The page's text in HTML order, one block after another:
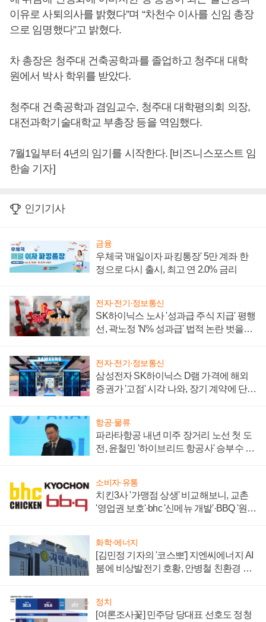
이유로 사퇴의사를 밝혔다”며 “차천수 이사를 신임 총장
으로 임명했다”고 밝혔다.
차 총장은 청주대 건축공학과를 졸업하고 청주대 대학
원에서 박사 학위를 받았다.
청주대 건축공학과 겸임교수, 청주대 대학평의회 의장,
대전과학기술대학교 부총장 등을 역임했다.
7월1일부터 4년의 임기를 시작한다. [비즈니스포스트 임
한솔 기자]
인기기사
금융
우체국 '매일이자 파킹통장' 5만 계좌 한
정으로 다시 출시, 최고 연 2.0% 금리
전자·전기·정보통신
SK하이닉스 노사 '성과급 주식 지급' 평행
선, 곽노정 'N% 성과급' 법적 논란 벗을지
전자·전기·정보통신
삼성전자 SK하이닉스 D램 가격에 해외
증권가 '고점' 시각 나와, 장기 계약에 단점
항공·물류
파라타항공 내년 미주 장거리 노선 첫 도
전, 윤철민 '하이브리드 항공사' 승부수 통
소비자·유통
치킨3사 '가맹점 상생' 비교해보니, 교촌
'영업권 보호'·bhc '신메뉴 개발'·BBQ '원가
화학·에너지
[김민정 기자의 '코스뽀'] 지엔씨에너지 AI
붐에 비상발전기 호황, 안병철 친환경 에
정치
[여론조사꽃] 민주당 당대표 선호도 정청